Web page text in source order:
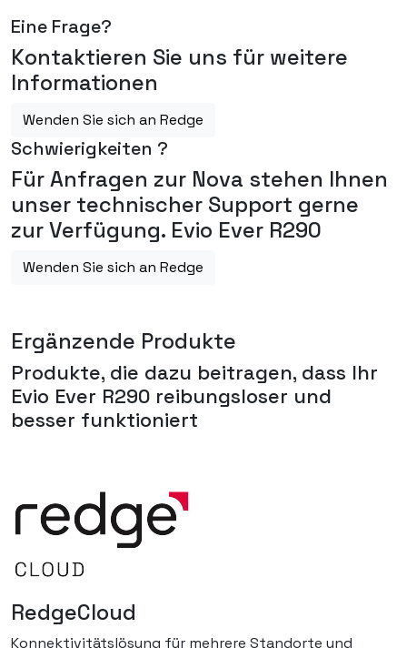
Eine Frage?
Kontaktieren Sie uns für weitere
Informationen
Wenden Sie sich an Redge
Schwierigkeiten ?
Für Anfragen zur Nova stehen Ihnen
unser technischer Support gerne
zur Verfügung. Evio Ever R290
Wenden Sie sich an Redge
Ergänzende Produkte
Produkte, die dazu beitragen, dass Ihr
Evio Ever R290 reibungsloser und
besser funktioniert
RedgeCloud
Konnektivitätslösung für mehrere Standorte und